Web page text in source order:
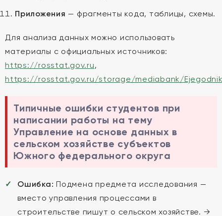
Приложения — фрагменты кода, таблицы, схемы.
Для анализа данных можно использовать
материалы с официальных источников:
https://rosstat.gov.ru,
https://rosstat.gov.ru/storage/mediabank/
Типичные ошибки студентов при
написании работы на тему
Управление на основе данных в
сельском хозяйстве субъектов
Южного федерального округа
Ошибка: Подмена предмета исследования —
вместо управления процессами в
строительстве пишут о сельском хозяйстве. →